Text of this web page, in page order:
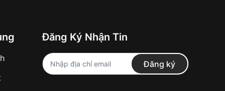
Đăng Ký Nhận Tin
Đăng ký